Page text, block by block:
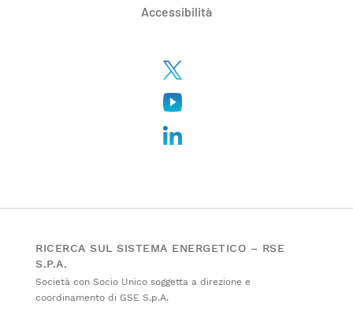
Accessibilità
RICERCA SUL SISTEMA ENERGETICO – RSE
S.P.A.
Società con Socio Unico soggetta a direzione e
coordinamento di GSE S.p.A.